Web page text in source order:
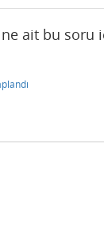
ait bu soru